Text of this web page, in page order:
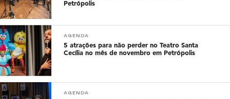
Petrópolis
AGENDA
5 atrações para não perder no Teatro Santa
Cecília no mês de novembro em Petrópolis
AGENDA